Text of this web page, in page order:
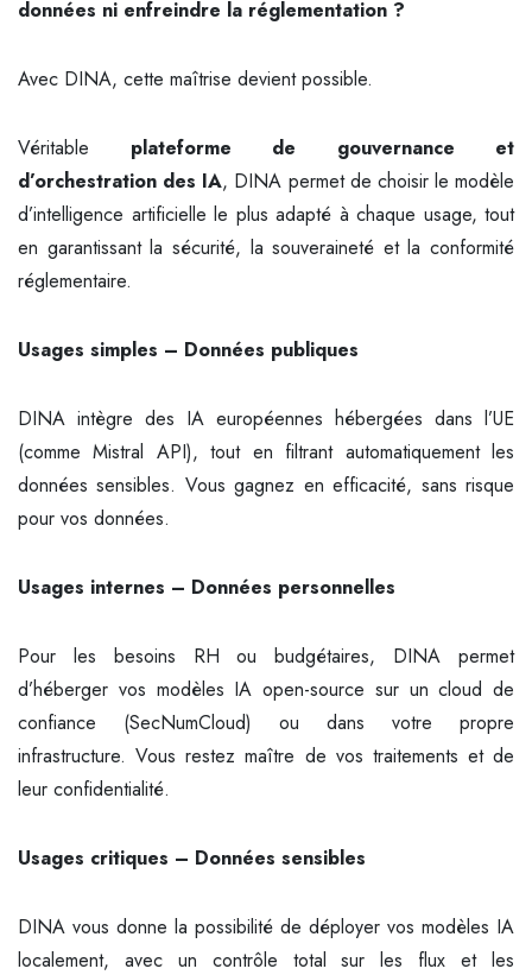
données ni enfreindre la réglementation ?
Avec DINA, cette maîtrise devient possible.
Véritable plateforme de gouvernance et
d’orchestration des IA, DINA permet de choisir le modèle
d’intelligence artificielle le plus adapté à chaque usage, tout
en garantissant la sécurité, la souveraineté et la conformité
réglementaire.
Usages simples – Données publiques
DINA intègre des IA européennes hébergées dans l’UE
(comme Mistral API), tout en filtrant automatiquement les
données sensibles. Vous gagnez en efficacité, sans risque
pour vos données.
Usages internes – Données personnelles
Pour les besoins RH ou budgétaires, DINA permet
d’héberger vos modèles IA open-source sur un cloud de
confiance (SecNumCloud) ou dans votre propre
infrastructure. Vous restez maître de vos traitements et de
leur confidentialité.
Usages critiques – Données sensibles
DINA vous donne la possibilité de déployer vos modèles IA
localement, avec un contrôle total sur les flux et les